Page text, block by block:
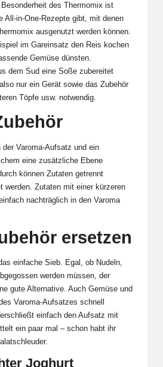
des Thermomix ist
All-in-One-Rezepte gibt, mit denen
ausgenutzt werden können.
im Gareinsatz den Reis kochen
Gemüse dünsten.
dem Sud eine Soße zubereitet
nur ein Gerät sowie das Zubehör
Töpfe usw. notwendig.
der Varoma-Aufsatz und ein
eine zusätzliche Ebene
können Zutaten getrennt
werden. Zutaten mit einer kürzeren
nachträglich in den Varoma
ersetzen
einfache Sieb. Egal, ob Nudeln,
werden müssen, der
gute Alternative. Auch Gemüse und
Varoma-Aufsatzes schnell
einfach den Aufsatz mit
ein paar mal – schon habt ihr
Joghurt